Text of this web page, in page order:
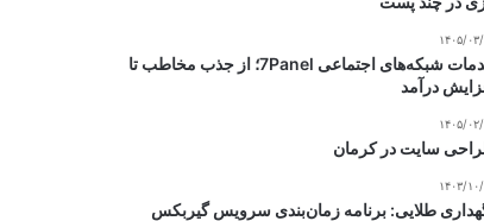
۰۳/۲۴
خدمات شبکه‌های اجتماعی 7Panel؛ از جذب مخاطب تا
درآمد
۰۲/۱۴
سایت در کرمان
۱۰/۱۴
طلایی: برنامه زمان‌بندی سرویس گیربکس